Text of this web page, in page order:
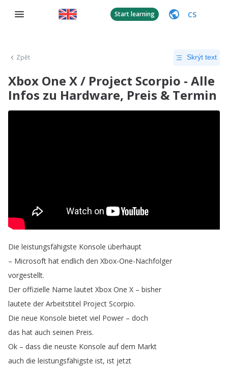
Start learning CS
Zpět Skrýt text
Xbox One X / Project Scorpio - Alle
Infos zu Hardware, Preis & Termin
Die leistungsfähigste Konsole überhaupt
– Microsoft hat endlich den Xbox-One-Nachfolger
vorgestellt.
Der offizielle Name lautet Xbox One X – bisher
lautete der Arbeitstitel Project Scorpio.
Die neue Konsole bietet viel Power – doch
das hat auch seinen Preis.
Ok – dass die neuste Konsole auf dem Markt
auch die leistungsfähigste ist, ist jetzt